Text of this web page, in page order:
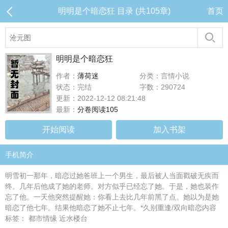
明明是个暗恋狂 目录 (共105章) 首页
明明是个暗恋狂
作者： 薄荷迷
分类：言情小说
状态：完结
字数：290724
更新：2022-12-12 08:21:48
最新： 分卷阅读105
开始阅读 加入书架
手机简介
明雪初一那年，暗恋过她爸班上一个男生，最后被人当面戳破无疾而
终。几年后他成了她的老师。对方似乎已经忘了她。于是，她也装作
忘了他。一天他突然提醒她：你看上去比几年前黑了点。她以为是她
暗恋了他七年。结果他暗恋了她不止七年。*久别重逢/双向暗恋内容
标签： 都市情缘 近水楼台